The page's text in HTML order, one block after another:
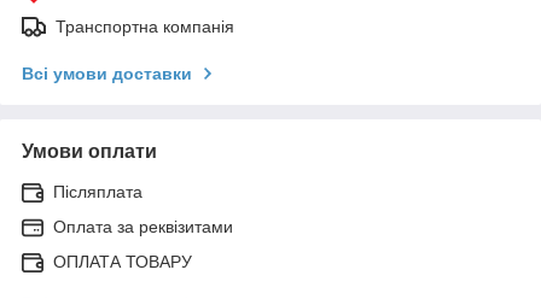
Транспортна компанія
Всі умови доставки
Умови оплати
Післяплата
Оплата за реквізитами
ОПЛАТА ТОВАРУ